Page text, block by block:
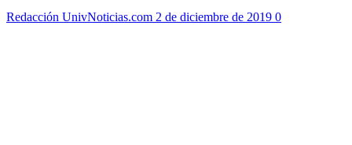
Redacción UnivNoticias.com 2 de diciembre de 2019 0